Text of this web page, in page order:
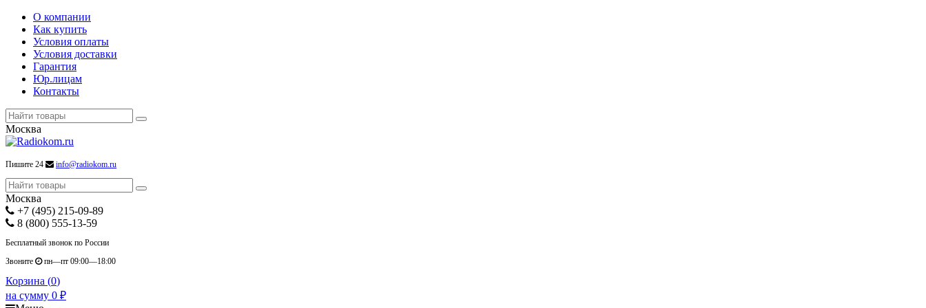
О компании
Как купить
Условия оплаты
Условия доставки
Гарантия
Юр.лицам
Контакты
Москва
Пишите 24 info@radiokom.ru
Москва
+7 (495) 215-09-89
8 (800) 555-13-59
Бесплатный звонок по России
Звоните
пн—пт 09:00—18:00
Корзина (0)
на сумму 0 ₽